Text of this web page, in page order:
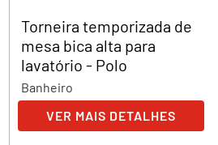
Torneira temporizada de
mesa bica alta para
lavatório - Polo
Banheiro
VER MAIS DETALHES